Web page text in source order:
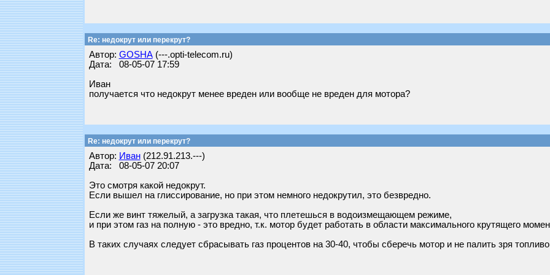
Re: недокрут или перекрут?
Автор: GOSHA(---.opti-telecom.ru)
Дата: 08-05-07 17:59
Иван
получается что недокрут менее вреден или вообще не вреден для мотора?
Re: недокрут или перекрут?
Автор: Иван(212.91.213.---)
Дата: 08-05-07 20:07
Это смотря какой недокрут.
Если вышел на глиссирование, но при этом немного недокрутил, это безвредно.
Если же винт тяжелый, а загрузка такая, что плетешься в водоизмещающем режиме,
и при этом газ на полную - это вредно, т.к. мотор будет работать в области максимального крутящего
В таких случаях следует сбрасывать газ процентов на 30-40, чтобы сберечь мотор и не палить зря